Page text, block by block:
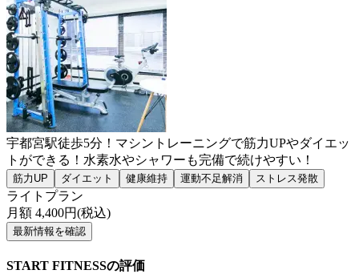
宇都宮駅徒歩5分！マシントレーニングで筋力UPやダイエッ
トができる！水素水やシャワーも完備で続けやすい！
筋力UP ダイエット 健康維持 運動不足解消 ストレス発散
ライトプラン
月額 4,400円(税込)
最新情報を確認
START FITNESSの評価